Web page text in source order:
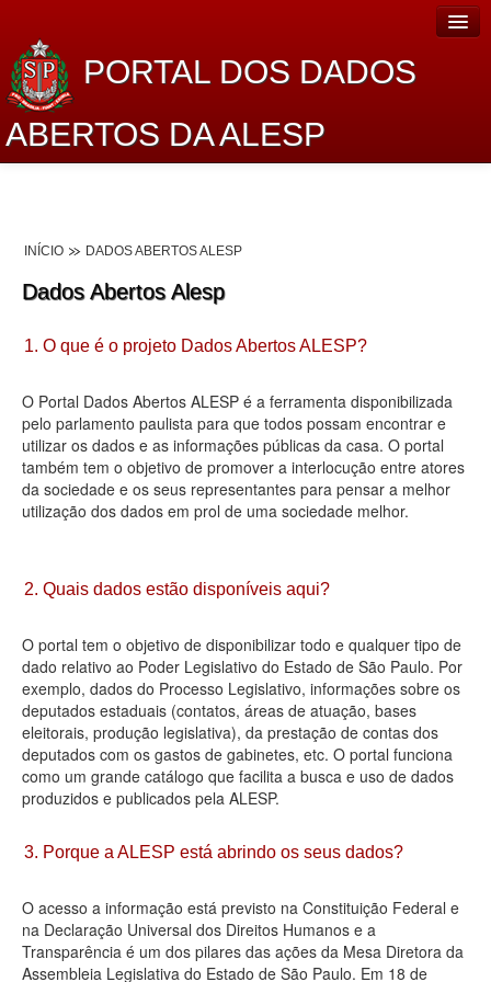
PORTAL DOS DADOS
ABERTOS DA ALESP
Lei de Acesso à Informação
Dados Governamentais Abertos
Planejamento
Catálogo de dados
Processo Legislativo
Deputados Estaduais
Agenda
Perguntas frequentes
Contato
INÍCIO DADOS ABERTOS ALESP
Dados Abertos Alesp
1. O que é o projeto Dados Abertos ALESP?
O Portal Dados Abertos ALESP é a ferramenta disponibilizada
pelo parlamento paulista para que todos possam encontrar e
utilizar os dados e as informações públicas da casa. O portal
também tem o objetivo de promover a interlocução entre atores
da sociedade e os seus representantes para pensar a melhor
utilização dos dados em prol de uma sociedade melhor.
2. Quais dados estão disponíveis aqui?
O portal tem o objetivo de disponibilizar todo e qualquer tipo de
dado relativo ao Poder Legislativo do Estado de São Paulo. Por
exemplo, dados do Processo Legislativo, informações sobre os
deputados estaduais (contatos, áreas de atuação, bases
eleitorais, produção legislativa), da prestação de contas dos
deputados com os gastos de gabinetes, etc. O portal funciona
como um grande catálogo que facilita a busca e uso de dados
produzidos e publicados pela ALESP.
3. Porque a ALESP está abrindo os seus dados?
O acesso a informação está previsto na Constituição Federal e
na Declaração Universal dos Direitos Humanos e a
Transparência é um dos pilares das ações da Mesa Diretora da
Assembleia Legislativa do Estado de São Paulo. Em 18 de